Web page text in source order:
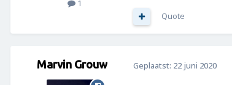
1
Quote
Marvin Grouw Geplaatst: 22 juni 2020